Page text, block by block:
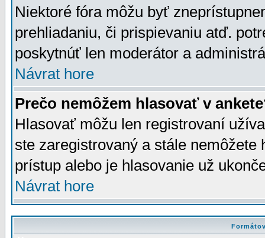
Niektoré fóra môžu byť
prehliadaniu, či prispievaniu atď.
poskytnúť len moderátor a
Návrat hore
Prečo nemôžem hlasovať v
Hlasovať môžu len registrovaní
ste zaregistrovaný a stále
prístup alebo je hlasovanie už
Návrat hore